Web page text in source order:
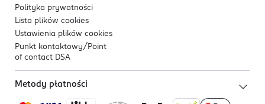
Polityka prywatności
Lista plików cookies
Ustawienia plików cookies
Punkt kontaktowy/ Point
of contact DSA
Metody płatności